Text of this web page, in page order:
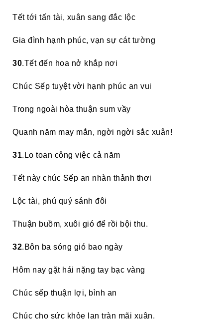
Tết tới tấn tài, xuân sang đắc lộc
Gia đình hạnh phúc, vạn sự cát tường
30.Tết đến hoa nở khắp nơi
Chúc Sếp tuyệt vời hạnh phúc an vui
Trong ngoài hòa thuận sum vầy
Quanh năm may mắn, ngời ngời sắc xuân!
31.Lo toan công việc cả năm
Tết này chúc Sếp an nhàn thảnh thơi
Lộc tài, phú quý sánh đôi
Thuận buồm, xuôi gió để rồi bội thu.
32.Bôn ba sóng gió bao ngày
Hôm nay gặt hái nặng tay bạc vàng
Chúc sếp thuận lợi, bình an
Chúc cho sức khỏe lan tràn mãi xuân.